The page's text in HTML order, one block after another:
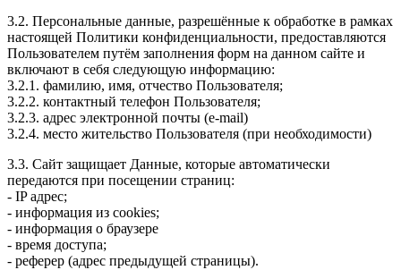
3.2. Персональные данные, разрешённые к обработке в рамках
настоящей Политики конфиденциальности, предоставляются
Пользователем путём заполнения форм на данном сайте и
включают в себя следующую информацию:
3.2.1. фамилию, имя, отчество Пользователя;
3.2.2. контактный телефон Пользователя;
3.2.3. адрес электронной почты (e-mail)
3.2.4. место жительство Пользователя (при необходимости)
3.3. Сайт защищает Данные, которые автоматически
передаются при посещении страниц:
- IP адрес;
- информация из cookies;
- информация о браузере
- время доступа;
- реферер (адрес предыдущей страницы).